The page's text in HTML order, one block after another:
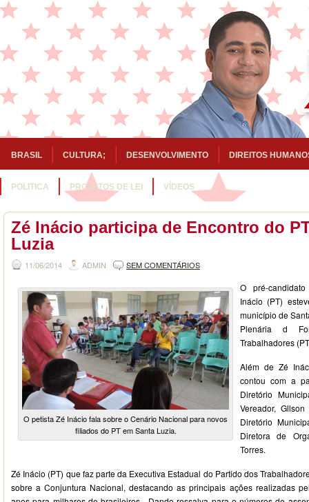
BRASIL CULTURA; DESENVOLVIMENTO DIREITOS
POLITICA PROJETOS DE LEI VÍDEOS
Zé Inácio participa de Encontro do
Luzia
11/06/2014 ADMIN SEM COMENTÁRIOS
O petista Zé Inácio fala sobre o Cenário Nacional para novos
filiados do PT em Santa Luzia.
O pré-
Inácio (PT)
município de
Plenária d
Trabalhadores
Além de Zé
contou com a
Diretório
Vereador,
Diretório
Diretora de
Torres.
Zé Inácio (PT) que faz parte da Executiva Estadual do Partido dos
sobre a Conjuntura Nacional, destacando as principais ações realizadas